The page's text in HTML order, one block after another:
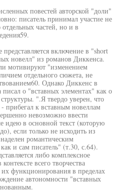
повестей авторской "доли"
писатель принимал участие не
частей, но и в
включение в "short
новелл" из романов Диккенса.
мотивируют "изменением
отдельного сюжета, не
Однако Диккенс в
о "вставных элементах" как о
".Я твердо уверен, что
к вставным новеллам
невозможно ввести
идею в основной текст (которую
если только не исходить из
романтическим
и сам писатель" (т.30, с.64).
либо комплексное
всего творчества
функционирования в пределах
автономности "вставных